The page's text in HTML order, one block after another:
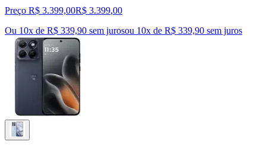
Preço R$ 3.399,00R$ 3.399,00
Ou 10x de R$ 339,90 sem jurosou 10x de R$ 339,90 sem juros